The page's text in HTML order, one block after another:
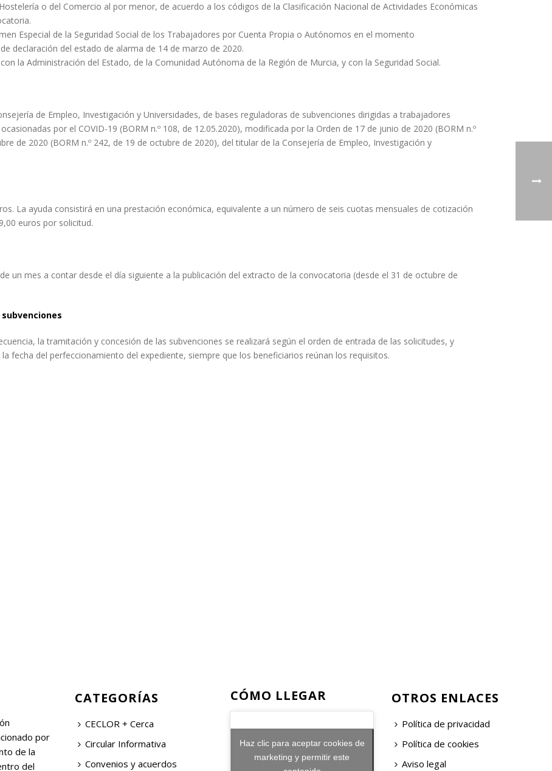
o del Comercio al por menor, de acuerdo a los códigos de la Clasificación Nacional de Actividades Económicas
Especial de la Seguridad Social de los Trabajadores por Cuenta Propia o Autónomos en el momento
declaración del estado de alarma de 14 de marzo de 2020.
la Administración del Estado, de la Comunidad Autónoma de la Región de Murcia, y con la Seguridad Social.
de Empleo, Investigación y Universidades, de bases reguladoras de subvenciones dirigidas a trabajadores
por el COVID-19 (BORM n.º 108, de 12.05.2020), modificada por la Orden de 17 de junio de 2020 (BORM n.º
de 2020 (BORM n.º 242, de 19 de octubre de 2020), del titular de la Consejería de Empleo, Investigación y
La ayuda consistirá en una prestación económica, equivalente a un número de seis cuotas mensuales de cotización
euros por solicitud.
un mes a contar desde el día siguiente a la publicación del extracto de la convocatoria (desde el 31 de octubre de
la tramitación y concesión de las subvenciones se realizará según el orden de entrada de las solicitudes, y
fecha del perfeccionamiento del expediente, siempre que los beneficiarios reúnan los requisitos.
por
de la
del
CATEGORÍAS
CECLOR + Cerca
Circular Informativa
Convenios y acuerdos
CÓMO LLEGAR
Haz clic para aceptar cookies de
marketing y permitir este
OTROS ENLACES
Política de privacidad
Política de cookies
Aviso legal